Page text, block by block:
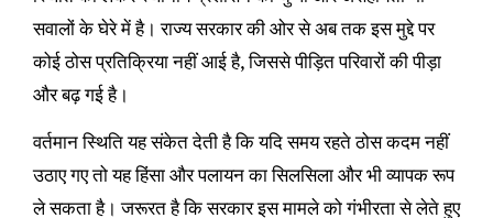
सवालों के घेरे में है। राज्य सरकार की ओर से अब तक इस मुद्दे पर
कोई ठोस प्रतिक्रिया नहीं आई है, जिससे पीड़ित परिवारों की पीड़ा
और बढ़ गई है।
वर्तमान स्थिति यह संकेत देती है कि यदि समय रहते ठोस कदम नहीं
उठाए गए तो यह हिंसा और पलायन का सिलसिला और भी व्यापक रूप
ले सकता है। जरूरत है कि सरकार इस मामले को गंभीरता से लेते हुए